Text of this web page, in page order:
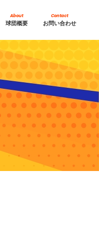
About
球団概要
Contact
お問い合わせ